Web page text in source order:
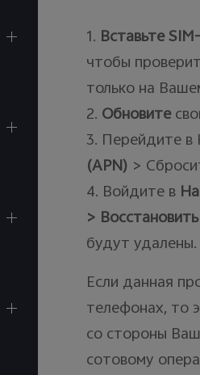
1. ВставьтеSIM
чтобы
только на
2. Обновите
3. Перейдите
(APN) >
4. Войдите в
>
будут удалены.
Если данная
телефонах, то
со стороны
сотовому